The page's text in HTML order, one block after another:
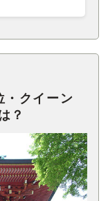
・クイーン
？